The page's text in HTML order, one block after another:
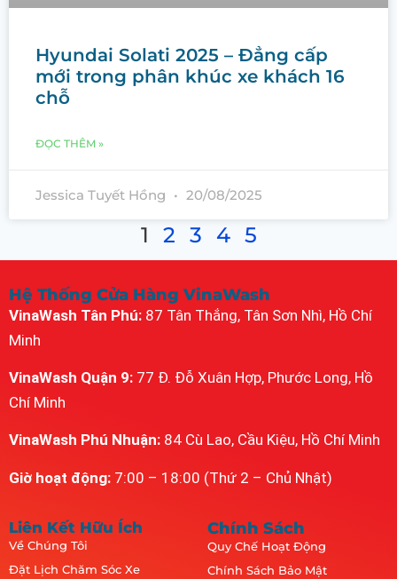
Hyundai Solati 2025 – Đẳng cấp
mới trong phân khúc xe khách 16
chỗ
ĐỌC THÊM »
Jessica Tuyết Hồng 20/08/2025
1 2 3 4 5
Hệ Thống Cửa Hàng VinaWash
VinaWash Tân Phú: 87 Tân Thắng, Tân Sơn Nhì, Hồ Chí
Minh
VinaWash Quận 9: 77 Đ. Đỗ Xuân Hợp, Phước Long, Hồ
Chí Minh
VinaWash Phú Nhuận: 84 Cù Lao, Cầu Kiệu, Hồ Chí Minh
Giờ hoạt động: 7:00 – 18:00 (Thứ 2 – Chủ Nhật)
Liên Kết Hữu Ích
Về Chúng Tôi
Đặt Lịch Chăm Sóc Xe
Chính Sách
Quy Chế Hoạt Động
Chính Sách Bảo Mật